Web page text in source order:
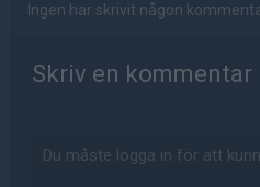
Ingen har skrivit någon
Skriv en kommentar